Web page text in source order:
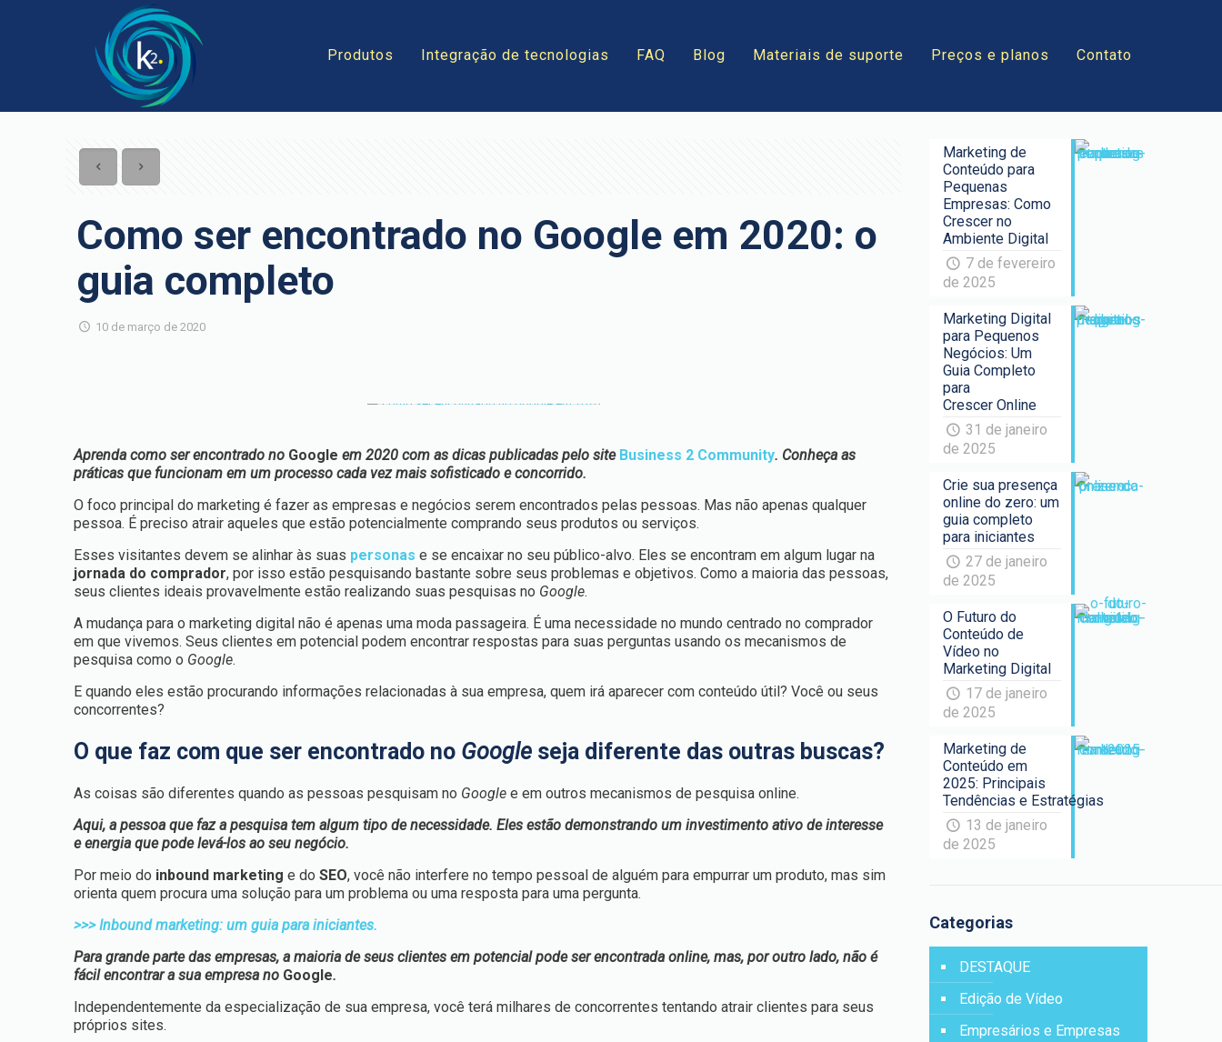
Produtos Integração de tecnologias FAQ Blog Materiais de suporte Preços e planos Contato
Como ser encontrado no Google em 2020: o
guia completo
10 de março de 2020
Aprenda como ser encontrado no Googleem 2020 com as dicas publicadas pelo site Business 2 Community. Conheça as
práticas que funcionam em um processo cada vez mais sofisticado e concorrido.
O foco principal do marketing é fazer as empresas e negócios serem encontrados pelas pessoas. Mas não apenas qualquer
pessoa. É preciso atrair aqueles que estão potencialmente comprando seus produtos ou serviços.
Esses visitantes devem se alinhar às suas personas e se encaixar no seu público-alvo. Eles se encontram em algum lugar na
jornada do comprador, por isso estão pesquisando bastante sobre seus problemas e objetivos. Como a maioria das pessoas,
seus clientes ideais provavelmente estão realizando suas pesquisas no Google.
A mudança para o marketing digital não é apenas uma moda passageira. É uma necessidade no mundo centrado no comprador
em que vivemos. Seus clientes em potencial podem encontrar respostas para suas perguntas usando os mecanismos de
pesquisa como o Google.
E quando eles estão procurando informações relacionadas à sua empresa, quem irá aparecer com conteúdo útil? Você ou seus
concorrentes?
O que faz com que ser encontrado no Google seja diferente das outras buscas?
As coisas são diferentes quando as pessoas pesquisam no Google e em outros mecanismos de pesquisa online.
Aqui, a pessoa que faz a pesquisa tem algum tipo de necessidade. Eles estão demonstrando um investimento ativo de interesse
e energia que pode levá-los ao seu negócio.
Por meio do inbound marketing e doSEO, você não interfere no tempo pessoal de alguém para empurrar um produto, mas sim
orienta quem procura uma solução para um problema ou uma resposta para uma pergunta.
>>> Inbound marketing: um guia para iniciantes.
Para grande parte das empresas, a maioria de seus clientes em potencial pode ser encontrada online, mas, por outro lado, não é
fácil encontrar a sua empresa no Google.
Independentemente da especialização de sua empresa, você terá milhares de concorrentes tentando atrair clientes para seus
próprios sites.
Marketing de
Conteúdo para
Pequenas
Empresas: Como
Crescer no
Ambiente Digital
7 de fevereiro
de 2025
Marketing Digital
para Pequenos
Negócios: Um
Guia Completo
para
Crescer Online
31 de janeiro
de 2025
Crie sua presença
online do zero: um
guia completo
para iniciantes
27 de janeiro
de 2025
O Futuro do
Conteúdo de
Vídeo no
Marketing Digital
17 de janeiro
de 2025
Marketing de
Conteúdo em
2025: Principais
Tendências e Estratégias
13 de janeiro
de 2025
Categorias
DESTAQUE
Edição de Vídeo
Empresários e Empresas